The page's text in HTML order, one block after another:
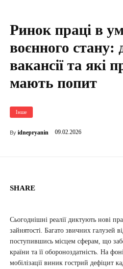
Ринок праці в
воєнного стану:
вакансії та які
мають попит
Інше
By idnepryanin 09.02.2026
SHARE
Сьогоднішні реалії диктують нові
зайнятості. Багато звичних галузей
поступившись місцем сферам, що
країни та її обороноздатність. На
мобілізації виник гострий дефіцит